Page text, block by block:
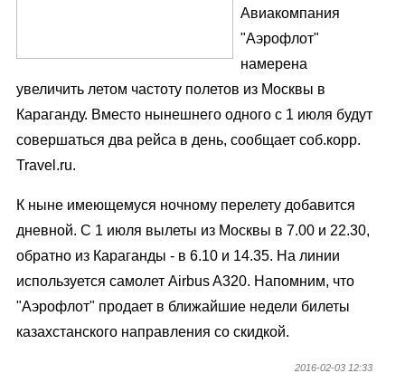
Авиакомпания
"Аэрофлот"
намерена
увеличить летом частоту полетов из Москвы в
Караганду. Вместо нынешнего одного с 1 июля будут
совершаться два рейса в день, сообщает соб.корр.
Travel.ru.
К ныне имеющемуся ночному перелету добавится
дневной. С 1 июля вылеты из Москвы в 7.00 и 22.30,
обратно из Караганды - в 6.10 и 14.35. На линии
используется самолет Airbus A320. Напомним, что
"Аэрофлот" продает в ближайшие недели билеты
казахстанского направления со скидкой.
2016-02-03 12:33